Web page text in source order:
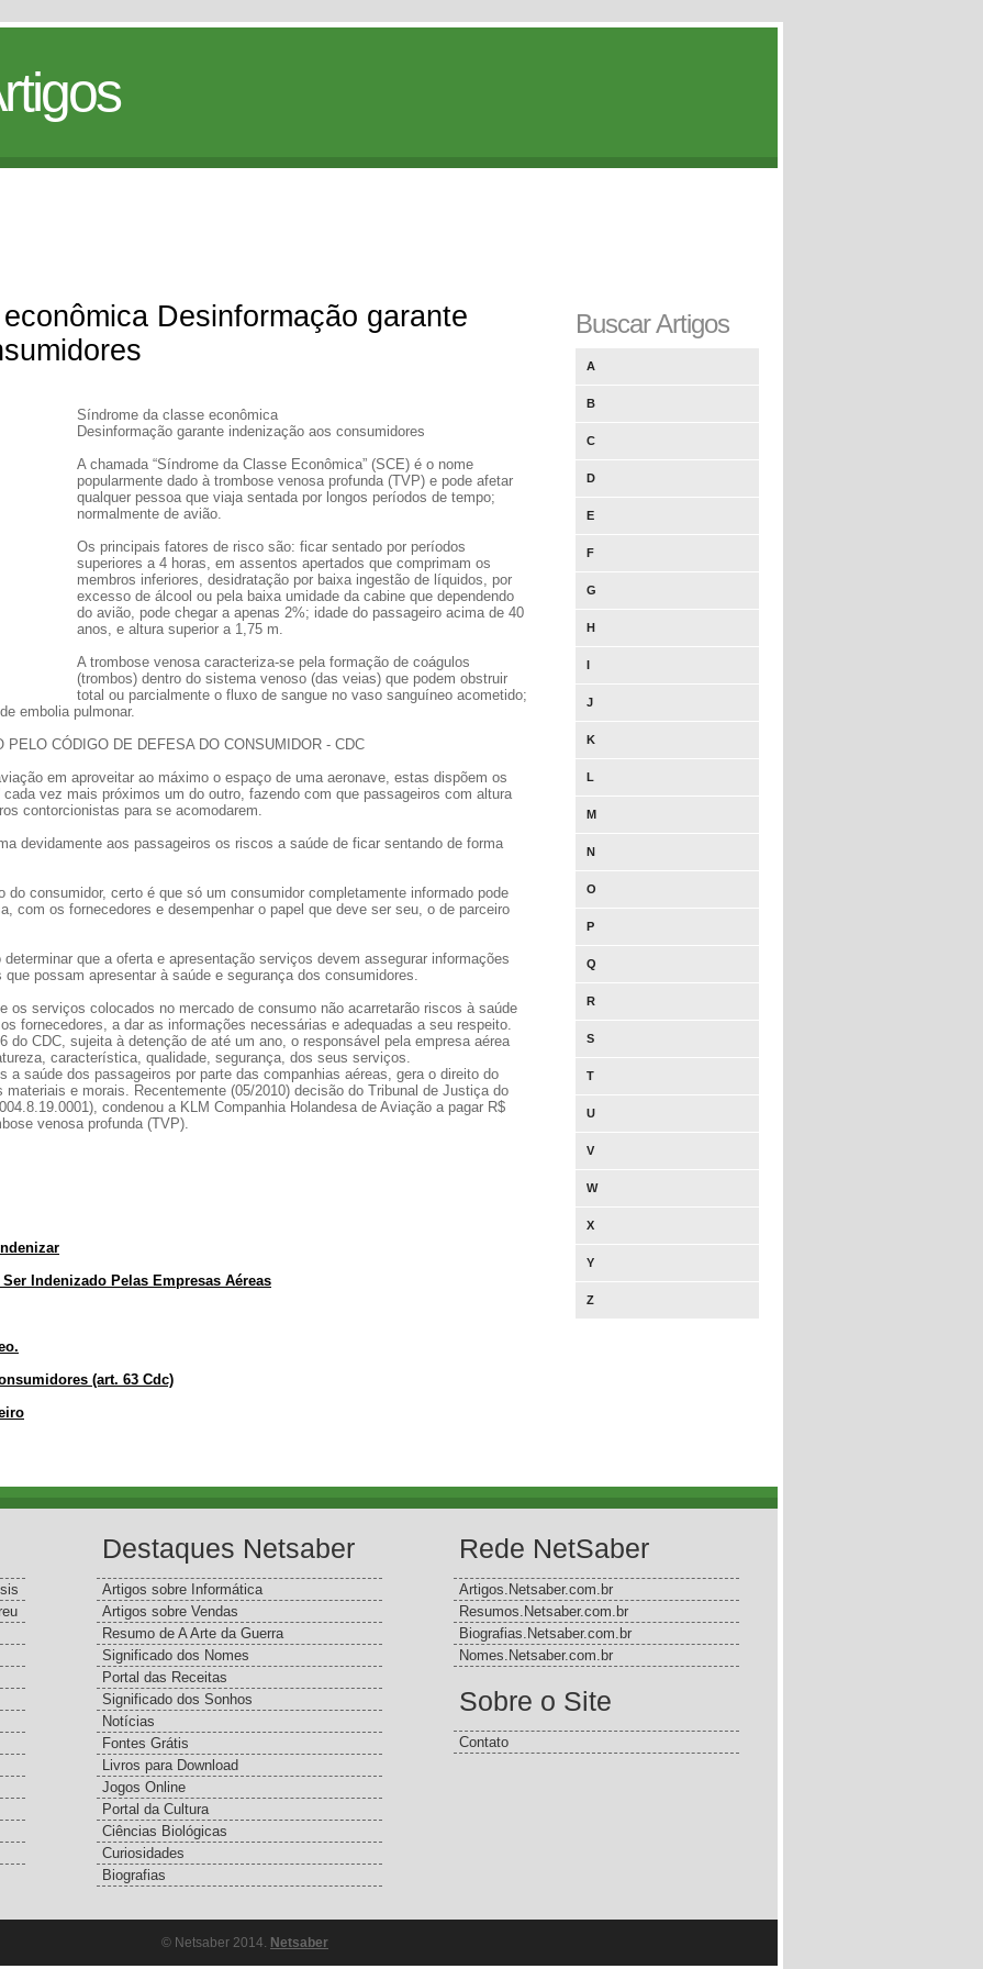
Desinformação garante
Síndrome da classe econômica
Desinformação garante indenização aos consumidores
A chamada “Síndrome da Classe Econômica” (SCE) é o nome
popularmente dado à trombose venosa profunda (TVP) e pode afetar
qualquer pessoa que viaja sentada por longos períodos de tempo;
normalmente de avião.
Os principais fatores de risco são: ficar sentado por períodos
superiores a 4 horas, em assentos apertados que comprimam os
membros inferiores, desidratação por baixa ingestão de líquidos, por
excesso de álcool ou pela baixa umidade da cabine que dependendo
do avião, pode chegar a apenas 2%; idade do passageiro acima de 40
anos, e altura superior a 1,75 m.
A trombose venosa caracteriza-se pela formação de coágulos
(trombos) dentro do sistema venoso (das veias) que podem obstruir
total ou parcialmente o fluxo de sangue no vaso sanguíneo acometido;
embolia pulmonar.
CÓDIGO DE DEFESA DO CONSUMIDOR - CDC
em aproveitar ao máximo o espaço de uma aeronave, estas dispõem os
vez mais próximos um do outro, fazendo com que passageiros com altura
contorcionistas para se acomodarem.
devidamente aos passageiros os riscos a saúde de ficar sentando de forma
do consumidor, certo é que só um consumidor completamente informado pode
com os fornecedores e desempenhar o papel que deve ser seu, o de parceiro
que a oferta e apresentação serviços devem assegurar informações
possam apresentar à saúde e segurança dos consumidores.
os serviços colocados no mercado de consumo não acarretarão riscos à saúde
fornecedores, a dar as informações necessárias e adequadas a seu respeito.
do CDC, sujeita à detenção de até um ano, o responsável pela empresa aérea
característica, qualidade, segurança, dos seus serviços.
a saúde dos passageiros por parte das companhias aéreas, gera o direito do
e morais. Recentemente (05/2010) decisão do Tribunal de Justiça do
condenou a KLM Companhia Holandesa de Aviação a pagar R$
venosa profunda (TVP).
Indenizado Pelas Empresas Aéreas
(art. 63 Cdc)
Buscar Artigos
A
B
C
D
E
F
G
H
I
J
K
L
M
N
O
P
Q
R
S
T
U
V
W
X
Y
Z
Destaques Netsaber
Artigos sobre Informática
Artigos sobre Vendas
Resumo de A Arte da Guerra
Significado dos Nomes
Portal das Receitas
Significado dos Sonhos
Notícias
Fontes Grátis
Livros para Download
Jogos Online
Portal da Cultura
Ciências Biológicas
Curiosidades
Biografias
Rede NetSaber
Artigos.Netsaber.com.br
Resumos.Netsaber.com.br
Biografias.Netsaber.com.br
Nomes.Netsaber.com.br
Sobre o Site
Contato
© Netsaber 2014. Netsaber